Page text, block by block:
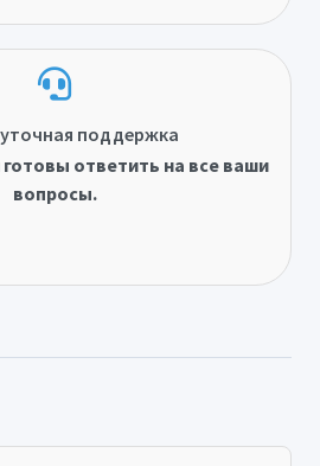
поддержка
готовы ответить на все ваши
вопросы.